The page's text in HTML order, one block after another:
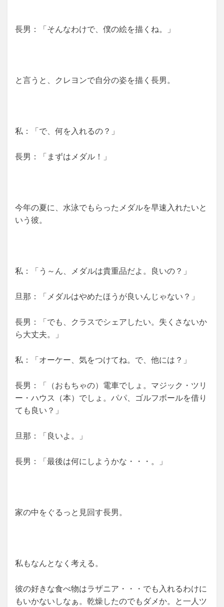
長男：「そんなわけで、僕の絵を描くね。」
と言うと、クレヨンで自分の姿を描く長男。
私：「で、何を入れるの？」
長男：「まずはメダル！」
今年の夏に、水泳でもらったメダルを早速入れたいと
いう彼。
私：「う～ん、メダルは貴重品だよ。良いの？」
旦那：「メダルはやめたほうが良いんじゃない？」
長男：「でも、クラスでシェアしたい。失くさないか
ら大丈夫。」
私：「オーケー、気をつけてね。で、他には？」
長男：「（おもちゃの）電車でしょ。マジック・ツリ
ー・ハウス（本）でしょ。パパ、ゴルフボールを借り
ても良い？」
旦那：「良いよ。」
長男：「最後は何にしようかな・・・。」
家の中をぐるっと見回す長男。
私もなんとなく考える。
彼の好きな食べ物はラザニア・・・でも入れるわけに
もいかないしなぁ。乾燥したのでもダメか。と一人ツ